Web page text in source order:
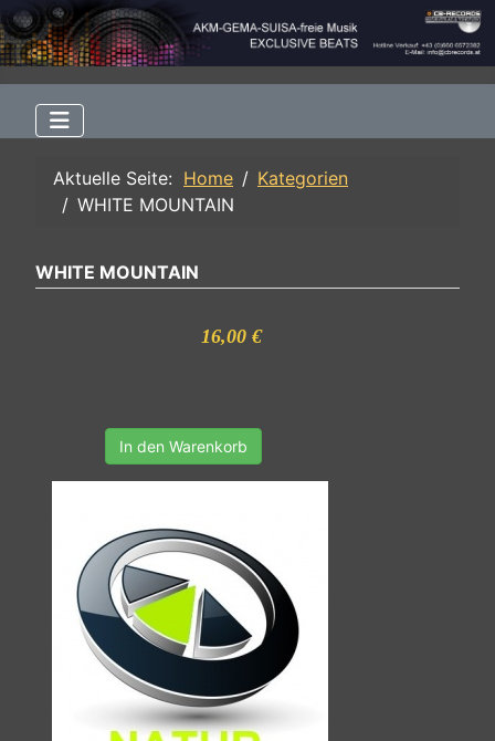
Aktuelle Seite: Home
Kategorien
WHITE MOUNTAIN
WHITE MOUNTAIN
16,00 €
In den Warenkorb